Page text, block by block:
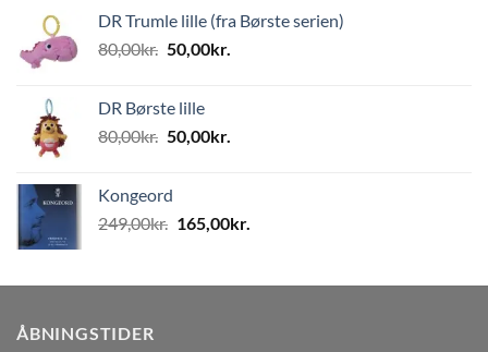
var:
499,00kr..
er:
DR Trumle lille (fra Børste serien)
80,00kr. Den
var:
80,00kr..
50,00kr.
50,00kr..
DR Børste lille
80,00kr. Den
var:
80,00kr..
50,00kr.
50,00kr..
Kongeord
249,00kr. Den
var:
165,00kr.
er:
ÅBNINGSTIDER